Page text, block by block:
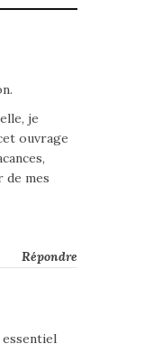
je
ouvrage
de mes
Répondre
essentiel